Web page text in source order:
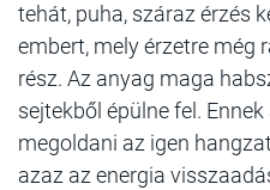
tehát, puha, száraz érzés
embert, mely érzetre még
rész. Az anyag maga
sejtekből épülne fel. Ennek
megoldani az igen
azaz az energia